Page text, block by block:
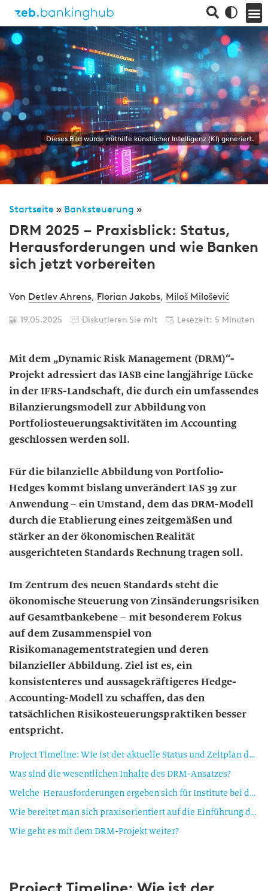
Dieses Bild wurde mithilfe künstlicher Intelligenz (KI) generiert.
Startseite » Banksteuerung »
DRM 2025 – Praxisblick: Status,
Herausforderungen und wie Banken
sich jetzt vorbereiten
Von Detlev Ahrens, Florian Jakobs, Miloš Milošević
19.05.2025 Diskutieren Sie mit Lesezeit: 5 Minuten
Mit dem „Dynamic Risk Management (DRM)“-
Projekt adressiert das IASB eine langjährige Lücke
in der IFRS-Landschaft, die durch ein umfassendes
Bilanzierungsmodell zur Abbildung von
Portfoliosteuerungsaktivitäten im Accounting
geschlossen werden soll.
Für die bilanzielle Abbildung von Portfolio-
Hedges kommt bislang unverändert IAS 39 zur
Anwendung – ein Umstand, dem das DRM-Modell
durch die Etablierung eines zeitgemäßen und
stärker an der ökonomischen Realität
ausgerichteten Standards Rechnung tragen soll.
Im Zentrum des neuen Standards steht die
ökonomische Steuerung von Zinsänderungsrisiken
auf Gesamtbankebene – mit besonderem Fokus
auf dem Zusammenspiel von
Risikomanagementstrategien und deren
bilanzieller Abbildung. Ziel ist es, ein
konsistenteres und aussagekräftigeres Hedge-
Accounting-Modell zu schaffen, das den
tatsächlichen Risikosteuerungspraktiken besser
entspricht.
Project Timeline: Wie ist der aktuelle Status und Zeitplan des DRM-Projekts?
Was sind die wesentlichen Inhalte des DRM-Ansatzes?
Welche Herausforderungen ergeben sich für Institute bei der Implementierung?
Wie bereitet man sich praxisorientiert auf die Einführung des DRM vor?
Wie geht es mit dem DRM-Projekt weiter?